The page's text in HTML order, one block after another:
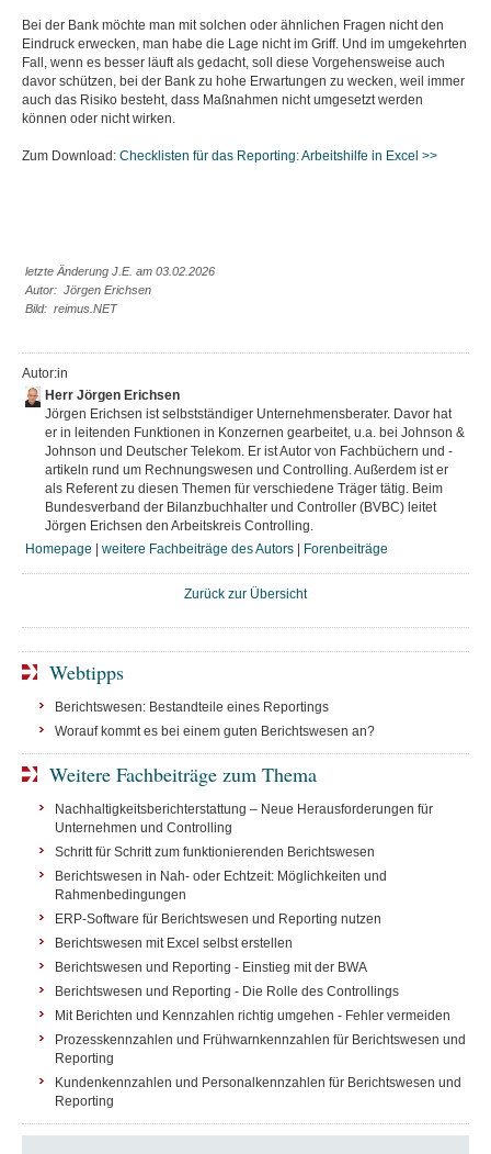
Bei der Bank möchte man mit solchen oder ähnlichen Fragen nicht den
Eindruck erwecken, man habe die Lage nicht im Griff. Und im umgekehrten
Fall, wenn es besser läuft als gedacht, soll diese Vorgehensweise auch
davor schützen, bei der Bank zu hohe Erwartungen zu wecken, weil immer
auch das Risiko besteht, dass Maßnahmen nicht umgesetzt werden
können oder nicht wirken.
Zum Download: Checklisten für das Reporting: Arbeitshilfe in Excel >>
letzte Änderung J.E. am 03.02.2026
Autor: Jörgen Erichsen
Bild: reimus.NET
Autor:in
Herr Jörgen Erichsen
Jörgen Erichsen ist selbstständiger Unternehmensberater. Davor hat
er in leitenden Funktionen in Konzernen gearbeitet, u.a. bei Johnson &
Johnson und Deutscher Telekom. Er ist Autor von Fachbüchern und -
artikeln rund um Rechnungswesen und Controlling. Außerdem ist er
als Referent zu diesen Themen für verschiedene Träger tätig. Beim
Bundesverband der Bilanzbuchhalter und Controller (BVBC) leitet
Jörgen Erichsen den Arbeitskreis Controlling.
Homepage
weitere Fachbeiträge des Autors Forenbeiträge
Zurück zur Übersicht
Webtipps
Berichtswesen: Bestandteile eines Reportings
Worauf kommt es bei einem guten Berichtswesen an?
Weitere Fachbeiträge zum Thema
Nachhaltigkeitsberichterstattung – Neue Herausforderungen für
Unternehmen und Controlling
Schritt für Schritt zum funktionierenden Berichtswesen
Berichtswesen in Nah- oder Echtzeit: Möglichkeiten und
Rahmenbedingungen
ERP-Software für Berichtswesen und Reporting nutzen
Berichtswesen mit Excel selbst erstellen
Berichtswesen und Reporting - Einstieg mit der BWA
Berichtswesen und Reporting - Die Rolle des Controllings
Mit Berichten und Kennzahlen richtig umgehen - Fehler vermeiden
Prozesskennzahlen und Frühwarnkennzahlen für Berichtswesen und
Reporting
Kundenkennzahlen und Personalkennzahlen für Berichtswesen und
Reporting